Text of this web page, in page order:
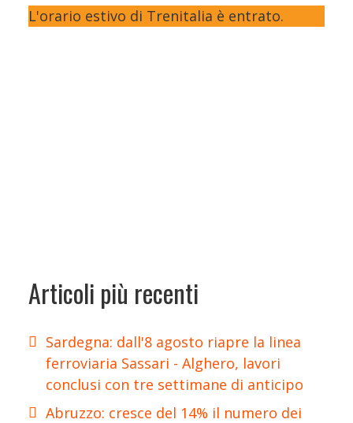
L'orario estivo di Trenitalia è entrato.
Articoli più recenti
Sardegna: dall'8 agosto riapre la linea
ferroviaria Sassari - Alghero, lavori
conclusi con tre settimane di anticipo
Abruzzo: cresce del 14% il numero dei